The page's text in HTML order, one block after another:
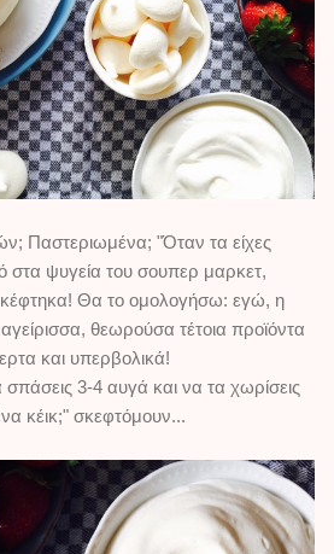
Παστεριωμένα; "Όταν τα είχες
στα ψυγεία του σουπερ μαρκετ,
Θα το ομολογήσω: εγώ, η
θεωρούσα τέτοια προϊόντα
και υπερβολικά!
3-4 αυγά και να τα χωρίσεις
κέικ;" σκεφτόμουν...